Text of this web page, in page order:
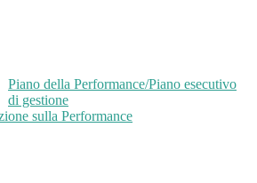
Piano della Performance/Piano esecutivo
di gestione
sulla Performance